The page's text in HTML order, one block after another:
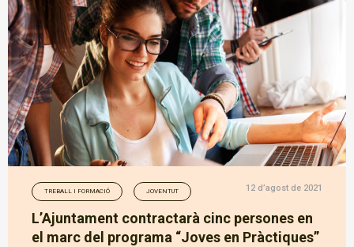
TREBALL I FORMACIÓ JOVENTUT 12 d’agost de 2021
L’Ajuntament contractarà cinc persones en
el marc del programa “Joves en Pràctiques”